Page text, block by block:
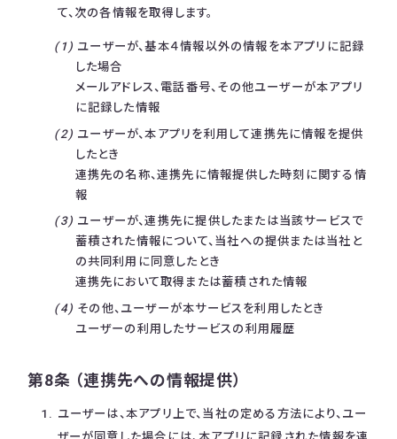
て、次の各情報を取得します。
ユーザーが、基本４情報以外の情報を本アプリに記録
した場合
メールアドレス、電話番号、その他ユーザーが本アプリ
に記録した情報
ユーザーが、本アプリを利用して連携先に情報を提供
したとき
連携先の名称、連携先に情報提供した時刻に関する情
報
ユーザーが、連携先に提供したまたは当該サービスで
蓄積された情報について、当社への提供または当社と
の共同利用に同意したとき
連携先において取得または蓄積された情報
その他、ユーザーが本サービスを利用したとき
ユーザーの利用したサービスの利用履歴
第8条 （連携先への情報提供）
ユーザーは、本アプリ上で、当社の定める方法により、ユー